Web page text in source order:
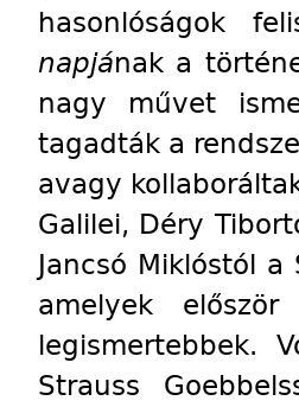
hasonlóságok
napjának a
nagy művet
tagadták a
avagy
Galilei, Déry
Jancsó Miklóstól
amelyek
legismertebbek.
Strauss